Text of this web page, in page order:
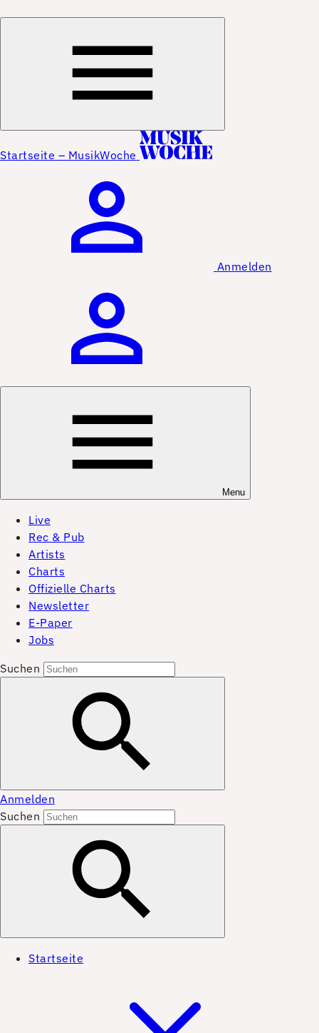
Startseite – MusikWoche
Anmelden
Menu
Live
Rec & Pub
Artists
Charts
Offizielle Charts
Newsletter
E-Paper
Jobs
Suchen
Anmelden
Suchen
Startseite